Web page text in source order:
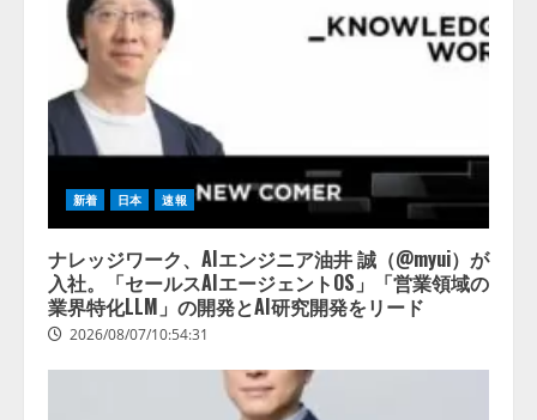
新着 日本 速報
ナレッジワーク、AIエンジニア油井 誠（@myui）が
入社。「セールスAIエージェントOS」「営業領域の
業界特化LLM」の開発とAI研究開発をリード
2026/08/07/10:54:31